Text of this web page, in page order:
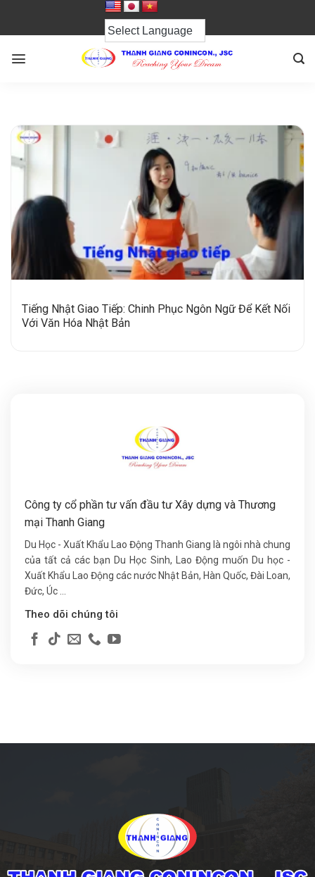
dung
Tiếng Nhật Giao Tiếp: Chinh Phục Ngôn Ngữ Để Kết Nối
Với Văn Hóa Nhật Bản
Công ty cổ phần tư vấn đầu tư Xây dựng và Thương
mại Thanh Giang
Du Học - Xuất Khẩu Lao Động Thanh Giang là ngôi nhà chung
của tất cả các bạn Du Học Sinh, Lao Động muốn Du học -
Xuất Khẩu Lao Động các nước Nhật Bản, Hàn Quốc, Đài Loan,
Đức, Úc ...
Theo dõi chúng tôi